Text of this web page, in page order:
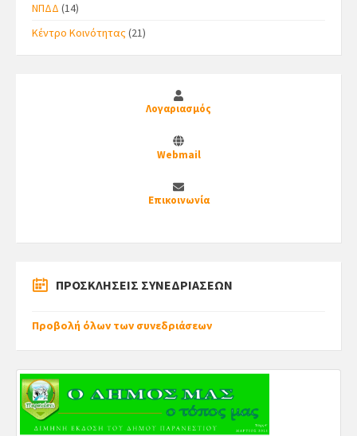
ΝΠΔΔ (14)
Κέντρο Κοινότητας(21)
Λογαριασμός
Webmail
Επικοινωνία
ΠΡΟΣΚΛΗΣΕΙΣ ΣΥΝΕΔΡΙΑΣΕΩΝ
Προβολή όλων των συνεδριάσεων